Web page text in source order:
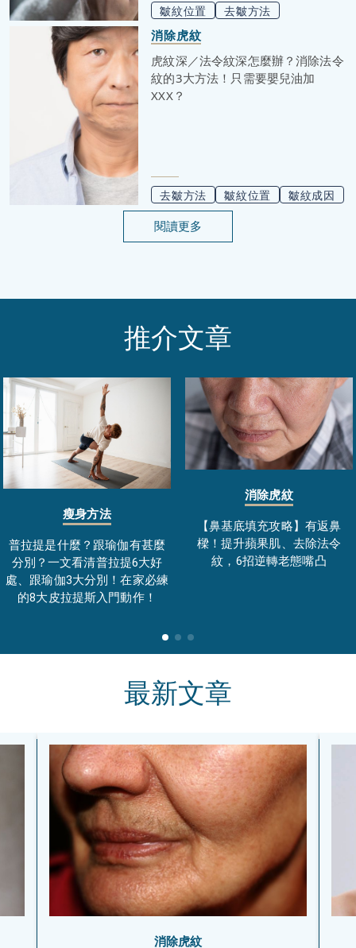
皺紋位置 去皺方法
消除虎紋
虎紋深／法令紋深怎麼辦？消除法令
紋的3大方法！只需要嬰兒油加
XXX？
去皺方法 皺紋位置 皺紋成因
閱讀更多
推介文章
瘦身方法
普拉提是什麼？跟瑜伽有甚麼
分別？一文看清普拉提6大好
處、跟瑜伽3大分別！在家必練
的8大皮拉提斯入門動作！
消除虎紋
【鼻基底填充攻略】有返鼻
樑！提升蘋果肌、去除法令
紋，6招逆轉老態嘴凸
最新文章
消除虎紋